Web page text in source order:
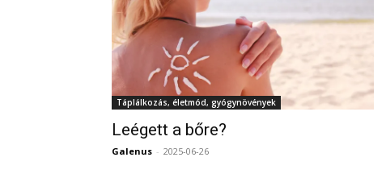
Táplálkozás, életmód, gyógynövények
Leégett a bőre?
Galenus - 2025-06-26